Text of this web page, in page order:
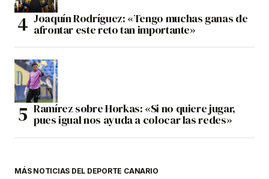
Joaquín Rodríguez: «Tengo muchas ganas de
afrontar este reto tan importante»
Ramírez sobre Horkas: «Si no quiere jugar,
pues igual nos ayuda a colocar las redes»
MÁS NOTICIAS DEL DEPORTE CANARIO